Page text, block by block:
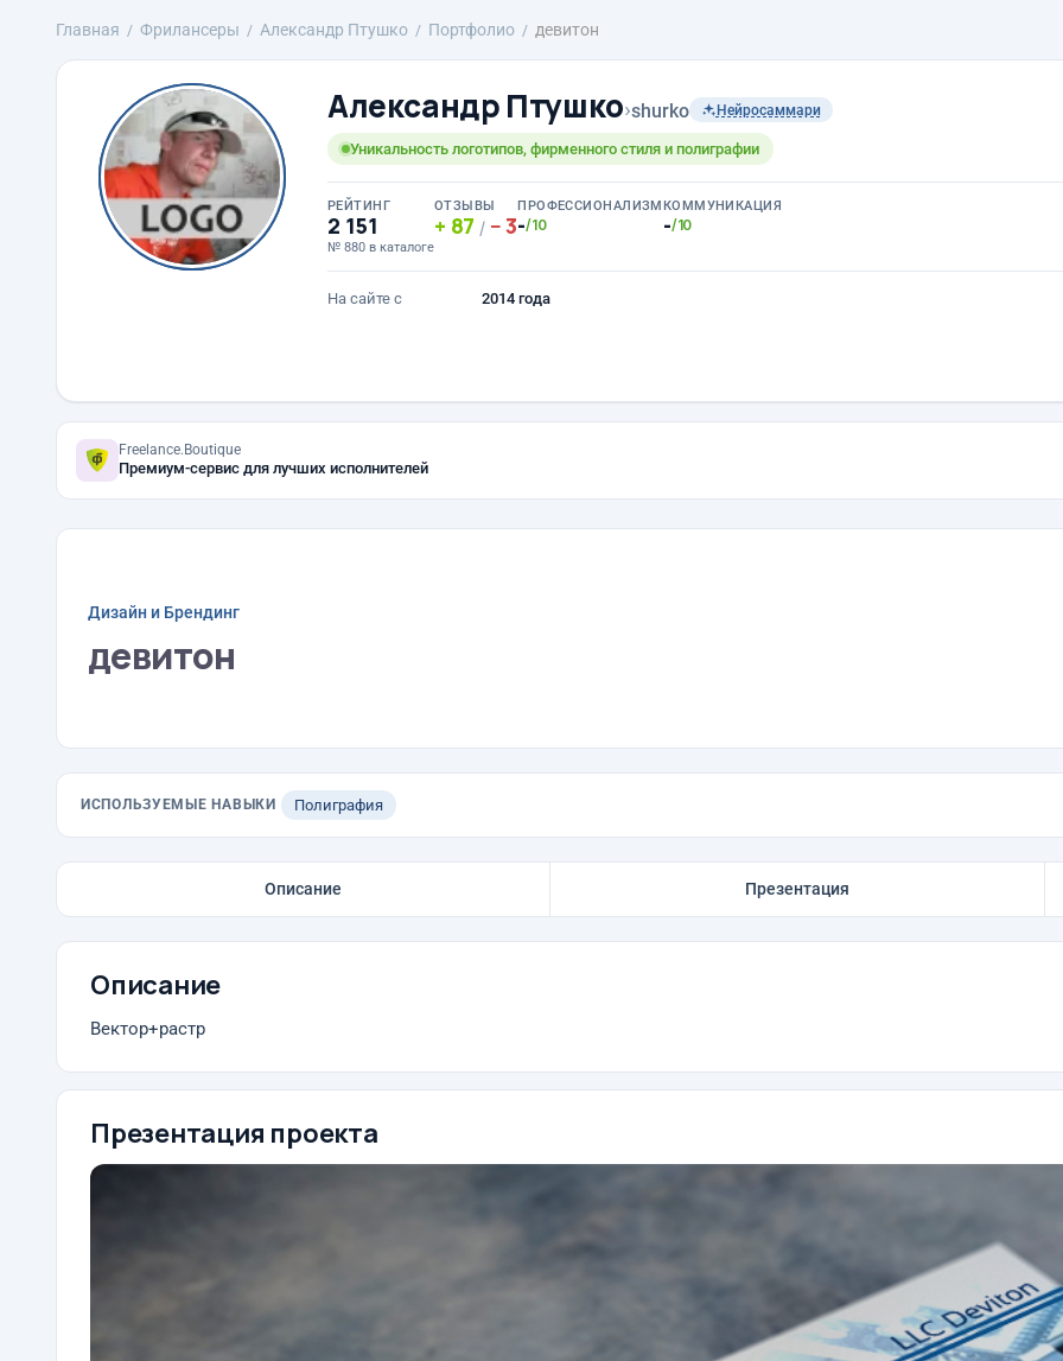
Главная Фрилансеры Александр Птушко Портфолио девитон
Александр Птушко›shurko Нейросаммари
Уникальность логотипов, фирменного стиля и полиграфии
РЕЙТИНГ
2 151
№ 880 в каталоге
ОТЗЫВЫ
87 / 3
ПРОФЕССИОНАЛИЗМ
-/10
КОММУНИКАЦИЯ
-/10
На сайте с 2014 года
Freelance.Boutique
Премиум-сервис для лучших исполнителей
Дизайн и Брендинг
девитон
ИСПОЛЬЗУЕМЫЕ НАВЫКИ Полиграфия
Описание Презентация
Описание
Вектор+растр
Презентация проекта